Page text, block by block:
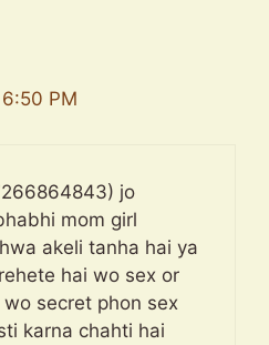
PM
jo
mom girl
akeli tanha hai ya
hai wo sex or
secret phon sex
karna chahti hai